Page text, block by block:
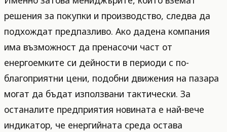
решения за покупки и производство, следва да
подхождат предпазливо. Ако дадена компания
има възможност да пренасочи част от
енергоемките си дейности в периоди с по-
благоприятни цени, подобни движения на пазара
могат да бъдат използвани тактически. За
останалите предприятия новината е най-вече
индикатор, че енергийната среда остава